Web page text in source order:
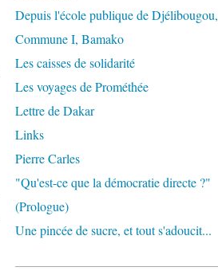
Depuis l'école publique de Djélibougou,
Commune I, Bamako
Les caisses de solidarité
Les voyages de Prométhée
Lettre de Dakar
Links
Pierre Carles
"Qu'est-ce que la démocratie directe ?"
(Prologue)
Une pincée de sucre, et tout s'adoucit...